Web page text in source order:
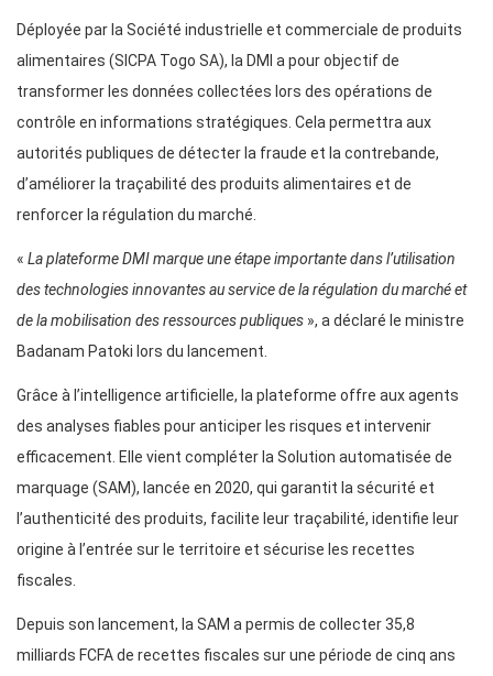
Déployée par la Société industrielle et commerciale de produits
alimentaires (SICPA Togo SA), la DMI a pour objectif de
transformer les données collectées lors des opérations de
contrôle en informations stratégiques. Cela permettra aux
autorités publiques de détecter la fraude et la contrebande,
d’améliorer la traçabilité des produits alimentaires et de
renforcer la régulation du marché.
« La plateforme DMI marque une étape importante dans l’utilisation
des technologies innovantes au service de la régulation du marché et
de la mobilisation des ressources publiques », a déclaré le ministre
Badanam Patoki lors du lancement.
Grâce à l’intelligence artificielle, la plateforme offre aux agents
des analyses fiables pour anticiper les risques et intervenir
efficacement. Elle vient compléter la Solution automatisée de
marquage (SAM), lancée en 2020, qui garantit la sécurité et
l’authenticité des produits, facilite leur traçabilité, identifie leur
origine à l’entrée sur le territoire et sécurise les recettes
fiscales.
Depuis son lancement, la SAM a permis de collecter 35,8
milliards FCFA de recettes fiscales sur une période de cinq ans